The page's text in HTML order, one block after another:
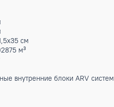
1440/1800 м³/ч
240/1/50 В/Ф/Гц
А
А
(3/8) мм (дюйм)
(5/8) мм (дюйм)
см